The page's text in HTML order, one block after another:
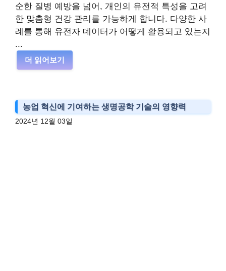
순한 질병 예방을 넘어, 개인의 유전적 특성을 고려
한 맞춤형 건강 관리를 가능하게 합니다. 다양한 사
례를 통해 유전자 데이터가 어떻게 활용되고 있는지
...
더 읽어보기
농업 혁신에 기여하는 생명공학 기술의 영향력
2024년 12월 03일